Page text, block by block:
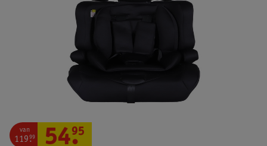
van
119.
99 54.
95